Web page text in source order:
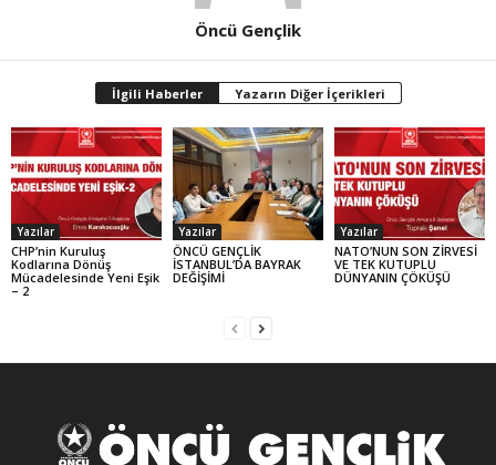
Öncü Gençlik
İlgili Haberler Yazarın Diğer İçerikleri
Yazılar
CHP’nin Kuruluş
Kodlarına Dönüş
Mücadelesinde Yeni Eşik
– 2
Yazılar
ÖNCÜ GENÇLİK
İSTANBUL’DA BAYRAK
DEĞİŞİMİ
Yazılar
NATO’NUN SON ZİRVESİ
VE TEK KUTUPLU
DÜNYANIN ÇÖKÜŞÜ